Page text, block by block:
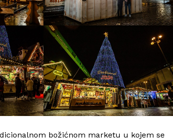
božićnom marketu u kojem se